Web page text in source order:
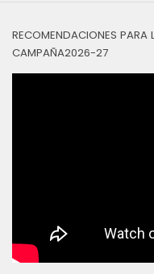
RECOMENDACIONES PARA
CAMPAÑA2026-27